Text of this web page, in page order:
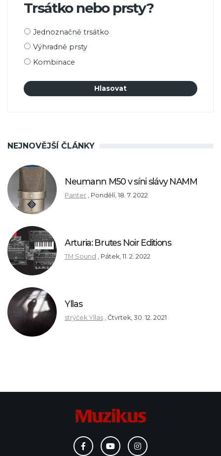
Trsátko nebo prsty?
Možnosti
Jednoznačně trsátko
Výhradně prsty
Kombinace
NEJNOVĚJŠÍ ČLÁNKY
Neumann M50 v síni slávy NAMM
Panter Pondělí, 18. 7. 2022
Arturia: Brutes Noir Editions
TM Sound Pátek, 11. 2. 2022
Yllas
strýček Yllas Čtvrtek, 30. 12. 2021